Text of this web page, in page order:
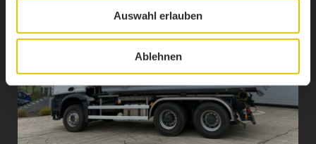
Auswahl erlauben
Ablehnen